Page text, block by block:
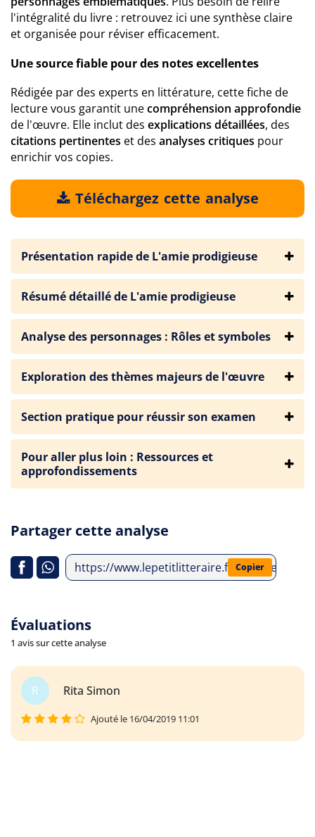
l'intégralité du livre : retrouvez ici une synthèse claire
et organisée pour réviser efficacement.
Une source fiable pour des notes excellentes
Rédigée par des experts en littérature, cette fiche de
lecture vous garantit unecompréhension approfondie
de l'œuvre. Elle inclut des explications détaillées, des
citations pertinentes et des analyses critiques pour
enrichir vos copies.
Téléchargez cette analyse
Présentation rapide de L'amie prodigieuse
Résumé détaillé de L'amie prodigieuse
Analyse des personnages : Rôles et symboles
Exploration des thèmes majeurs de l'œuvre
Section pratique pour réussir son examen
Pour aller plus loin : Ressources et
approfondissements
Partager cette analyse
https://www.lepetitlitteraire.fr/analyses-
Copier
Évaluations
1 avis sur cette analyse
R Rita Simon
Ajouté le 16/04/2019 11:01